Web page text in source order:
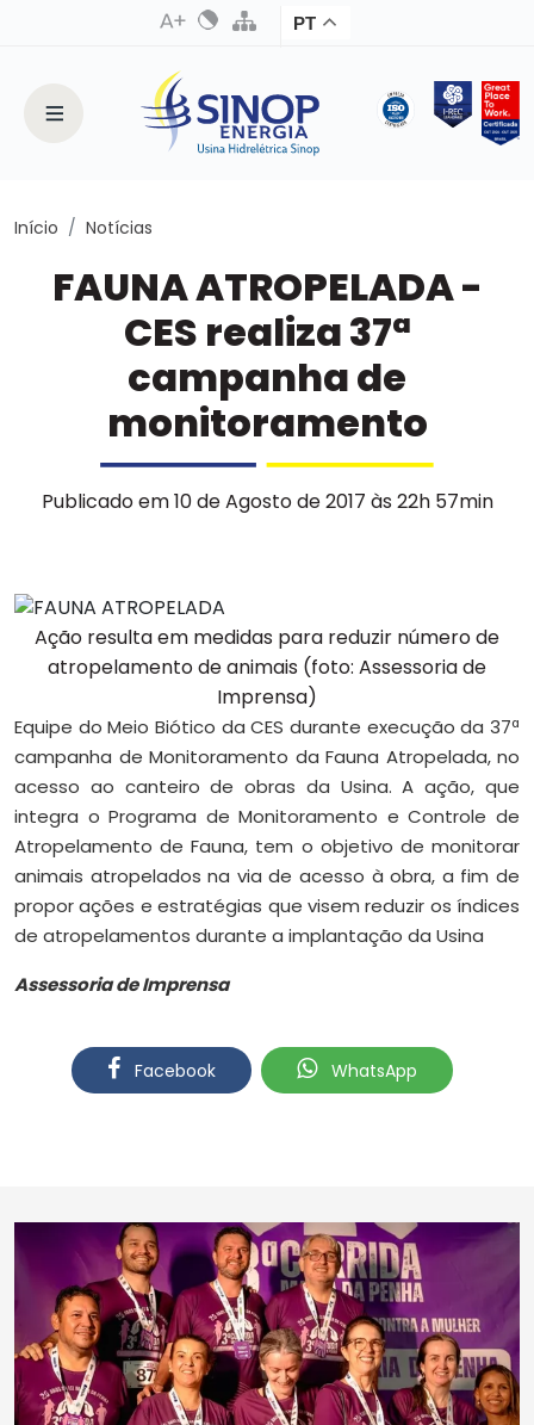
PT
Início Notícias
FAUNA ATROPELADA -
CES realiza 37ª
campanha de
monitoramento
Publicado em 10 de Agosto de 2017 às 22h 57min
Ação resulta em medidas para reduzir número de
atropelamento de animais (foto: Assessoria de
Imprensa)
Equipe do Meio Biótico da CES durante execução da 37ª
campanha de Monitoramento da Fauna Atropelada, no
acesso ao canteiro de obras da Usina. A ação, que
integra o Programa de Monitoramento e Controle de
Atropelamento de Fauna, tem o objetivo de monitorar
animais atropelados na via de acesso à obra, a fim de
propor ações e estratégias que visem reduzir os índices
de atropelamentos durante a implantação da Usina
Assessoria de Imprensa
Facebook WhatsApp